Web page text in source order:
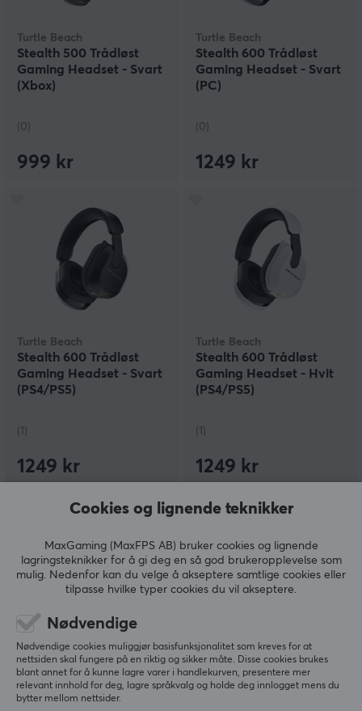
Turtle Beach
Stealth 500 Trådløst
Gaming Headset - Svart
(Xbox)
(0)
999 kr
Turtle Beach
Stealth 600 Trådløst
Gaming Headset - Svart
(PC)
(0)
1249 kr
Turtle Beach
Stealth 600 Trådløst
Gaming Headset - Svart
(PS4/PS5)
(1)
1249 kr
Turtle Beach
Stealth 600 Trådløst
Gaming Headset - Hvit
(PS4/PS5)
(1)
1249 kr
Turtle Beach
Stealth 600 Trådløst
Gaming Headset - Svart
(Xbox)
Turtle Beach
Stealth 600 Trådløst
Gaming Headset - Hvit
(Xbox)
Cookies og lignende teknikker
MaxGaming (MaxFPS AB) bruker cookies og lignende
lagringsteknikker for å gi deg en så god brukeropplevelse som
mulig. Nedenfor kan du velge å akseptere samtlige cookies eller
tilpasse hvilke typer cookies du vil akseptere.
Nødvendige
Nødvendige cookies muliggjør basisfunksjonalitet som kreves for at
nettsiden skal fungere på en riktig og sikker måte. Disse cookies brukes
blant annet for å kunne lagre varer i handlekurven, presentere mer
relevant innhold for deg, lagre språkvalg og holde deg innlogget mens du
bytter mellom nettsider.